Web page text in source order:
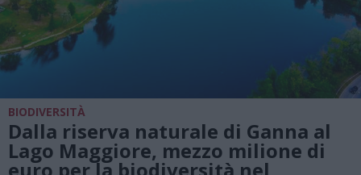
BIODIVERSITÀ
Dalla riserva naturale di Ganna al
Lago Maggiore, mezzo milione di
euro per la biodiversità nel